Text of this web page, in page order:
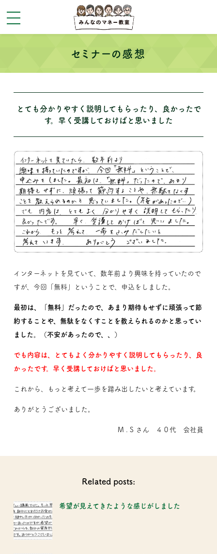
toggle
セミナーの感想
とても分かりやすく説明してもらったり、良かったで
す。早く受講しておけばと思いました
インターネットを見ていて、数年前より興味を持っていたので
すが、今回「無料」ということで、申込をしました。
最初は、「無料」だったので、あまり期待もせずに頑張って節
約することや、無駄をなくすことを教えられるのかと思ってい
ました。（不安があったので、、）
でも内容は、とてもよく分かりやすく説明してもらったり、良
かったです。早く受講しておけばと思いました。
これから、もっと考えて一歩を踏み出したいと考えています。
ありがとうございました。
M . S さん ４０代 会社員
Related posts:
希望が見えてきたような感じがしました